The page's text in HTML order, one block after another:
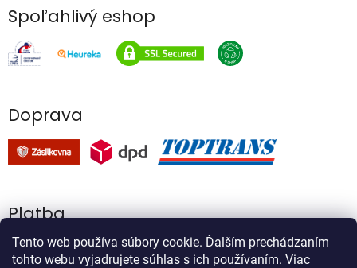
Tento web používa súbory cookie. Ďalším prechádzaním
tohto webu vyjadrujete súhlas s ich používaním. Viac
Spoľahlivý eshop
Doprava
Platba